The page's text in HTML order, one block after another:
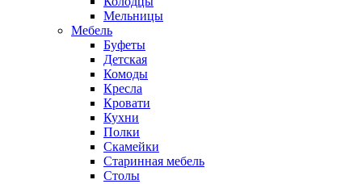
Мельницы
Мебель
Буфеты
Детская
Комоды
Кресла
Кровати
Кухни
Полки
Скамейки
Старинная мебель
Столы